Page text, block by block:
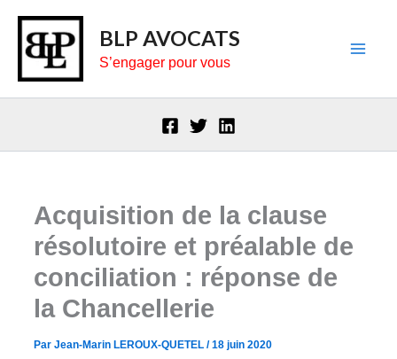
Aller
contenu
BLP AVOCATS
S’engager pour vous
Acquisition de la clause
résolutoire et préalable de
conciliation : réponse de
la Chancellerie
ParJean-Marin LEROUX-QUETEL/18 juin 2020